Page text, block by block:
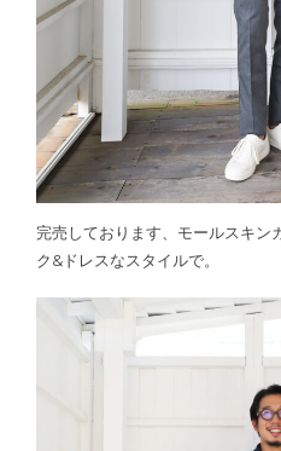
完売しております、モールスキン
ク&ドレスなスタイルで。